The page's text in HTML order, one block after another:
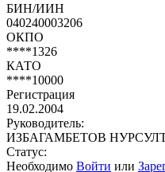
БИН/ИИН
040240003206
ОКПО
****1326
КАТО
****10000
Регистрация
19.02.2004
Руководитель:
ИЗБАГАМБЕТОВ
Статус:
Необходимо Войти или